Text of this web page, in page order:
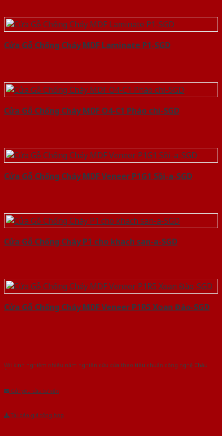
Cửa Gỗ Chống Cháy MDF Laminate P1-SGD
Cửa Gỗ Chống Cháy MDF O4-C1 Phào chi-SGD
Cửa Gỗ Chống Cháy MDF Veneer P1G1 Sồi-a-SGD
Cửa Gỗ Chống Cháy P1 cho khach san-a-SGD
Cửa Gỗ Chống Cháy MDF Veneer P1R5 Xoan Đào-SGD
Với kinh nghiệm nhiêu năm nghiên cứu cửa theo tiêu chuẩn công nghệ Châu
Gửi yêu cầu tư vấn
Tải báo giá tổng hợp